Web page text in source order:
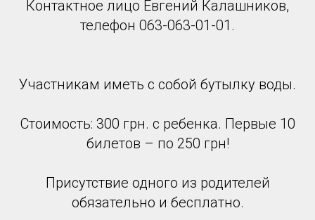
Контактное лицо Евгений Калашников,
телефон 063-063-01-01.
Участникам иметь с собой бутылку воды.
Стоимость: 300 грн. с ребенка. Первые 10
билетов – по 250 грн!
Присутствие одного из родителей
обязательно и бесплатно.